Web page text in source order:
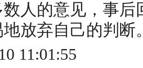
数人的意见，事
放弃自己的判
11:01:55